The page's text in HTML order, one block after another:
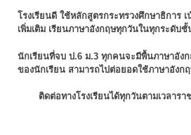
โรงเรียนดี ใช้หลักสูตรกระทรวงศึกษาธิการ
เพิ่มเติม เรียนภาษาอังกฤษทุกวันในทุกระดับชั้
นักเรียนที่จบ ป.6 ม.3 ทุกคนจะมีพื้นภาษาอัง
ของนักเรียน สามารถไปต่อยอดใช้ภาษาอังก
ติดต่อทางโรงเรียนได้ทุกวันตามเวลารา